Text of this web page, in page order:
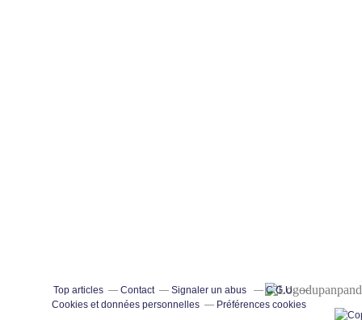
Top articles Contact Signaler un abus
C.G.U.
Cookies et données personnelles
Préférences cookies